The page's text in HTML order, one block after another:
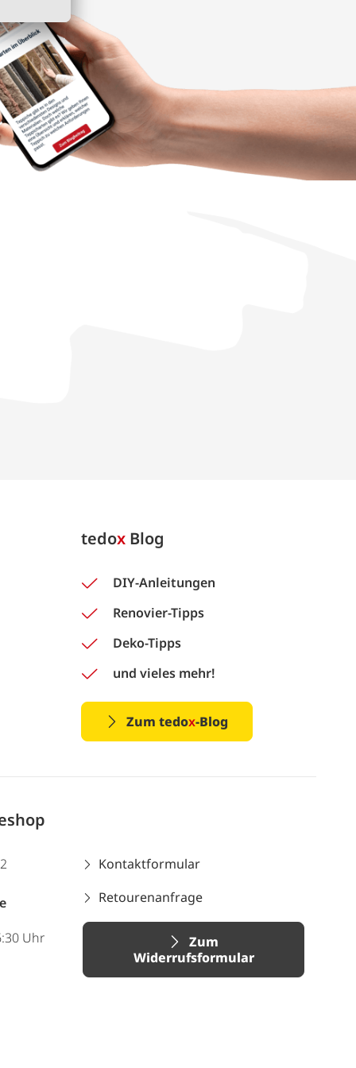
tedox Blog
DIY-Anleitungen
Renovier-Tipps
Deko-Tipps
und vieles mehr!
Zum tedox-Blog
Uhr
Kontaktformular
Retourenanfrage
Zum
Widerrufsformular